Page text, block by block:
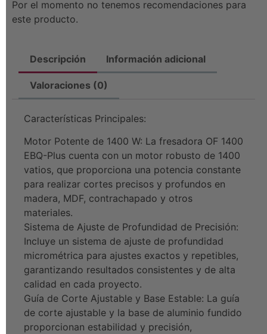
Por el momento no tenemos recomendaciones para
este producto.
Descripción Información adicional
Valoraciones (0)
Características Principales:
Motor Potente de 1400 W: La fresadora OF 1400
EBQ-Plus cuenta con un motor robusto de 1400
vatios, que proporciona una potencia constante
para realizar cortes precisos y profundos en
madera, MDF, contrachapado y otros
materiales.
Sistema de Ajuste de Profundidad de Precisión:
Incluye un sistema de ajuste de profundidad
micrométrica para ajustes exactos y repetibles,
garantizando resultados consistentes y de alta
calidad en cada proyecto.
Guía de Corte Ajustable y Base Estable: La guía
de corte ajustable y la base de aluminio fundido
proporcionan estabilidad y precisión,